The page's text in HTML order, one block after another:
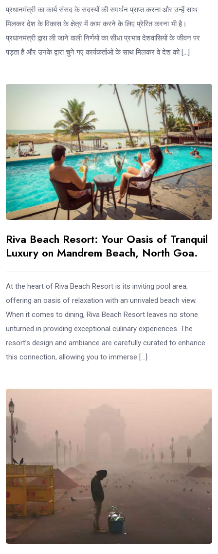
प्रधानमंत्री का कार्य संसद के सदस्यों की समर्थन प्राप्त करना और उन्हें साथ
मिलकर देश के विकास के क्षेत्र में काम करने के लिए प्रेरित करना भी है।
प्रधानमंत्री द्वारा ली जाने वाली निर्णयों का सीधा प्रभाव देशवासियों के जीवन पर
पड़ता है और उनके द्वारा चुने गए कार्यकर्ताओं के साथ मिलकर वे देश को […]
Riva Beach Resort: Your Oasis of Tranquil
Luxury on Mandrem Beach, North Goa.
At the heart of Riva Beach Resort is its inviting pool area,
offering an oasis of relaxation with an unrivaled beach view.
When it comes to dining, Riva Beach Resort leaves no stone
unturned in providing exceptional culinary experiences. The
resort’s design and ambiance are carefully curated to enhance
this connection, allowing you to immerse […]